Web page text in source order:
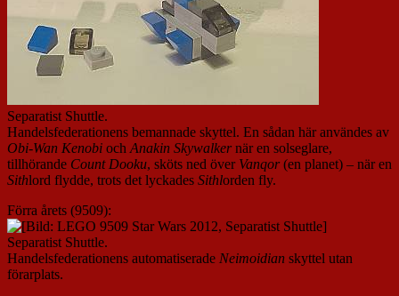
Separatist Shuttle.
Handelsfederationens bemannade skyttel. En sådan här användes av
Obi-Wan Kenobi och Anakin Skywalkernär en solseglare,
tillhörande Count Dooku, sköts ned över Vanqor(en planet) – när en
Sithlord flydde, trots det lyckades Sithlorden fly.
Förra årets (9509):
Separatist Shuttle.
Handelsfederationens automatiserade Neimoidian skyttel utan
förarplats.